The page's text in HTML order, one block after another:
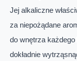
Jej alkaliczne
za niepożądane
do wnętrza
dokładnie